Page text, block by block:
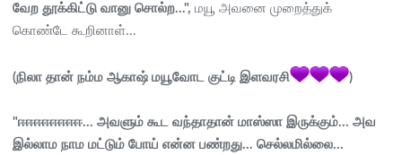
வேற தூக்கிட்டு வானு சொல்ற...", மயூ அவனை முறைத்துக்
கொண்டே கூறினாள்...
(நிலா தான் நம்ம ஆகாஷ் மயூவோட குட்டி இளவரசி )
"ஈஈஈஈஈஈஈஈ... அவளும் கூட வந்தாதான் மாஸ்ஸா இருக்கும்... அவ
இல்லாம நாம மட்டும் போய் என்ன பண்றது... செல்லமில்லை...